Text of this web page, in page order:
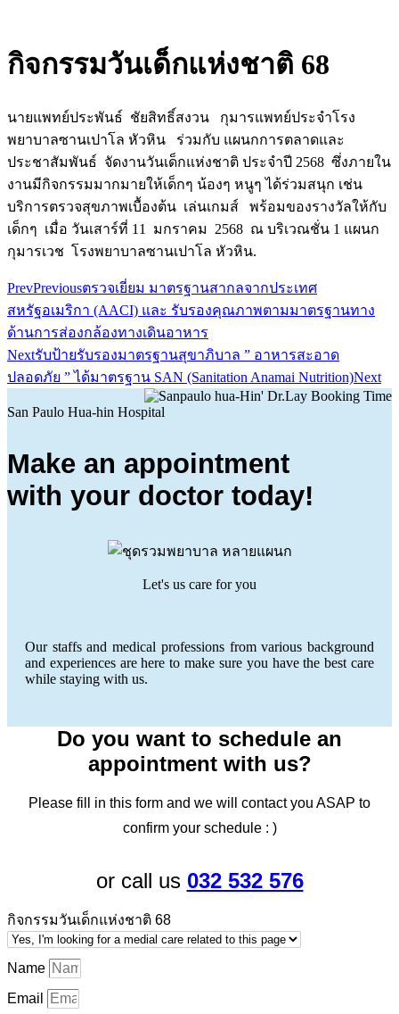
กิจกรรมวันเด็กแห่งชาติ 68
นายแพทย์ประพันธ์ ชัยสิทธิ์สงวน กุมารแพทย์ประจำโรง
พยาบาลซานเปาโล หัวหิน ร่วมกับ แผนกการตลาดและ
ประชาสัมพันธ์ จัดงานวันเด็กแห่งชาติ ประจำปี 2568 ซึ่งภายใน
งานมีกิจกรรมมากมายให้เด็กๆ น้องๆ หนูๆ ได้ร่วมสนุก เช่น
บริการตรวจสุขภาพเบื้องต้น เล่นเกมส์ พร้อมของรางวัลให้กับ
เด็กๆ เมื่อ วันเสาร์ที่ 11 มกราคม 2568 ณ บริเวณชั่น 1 แผนก
กุมารเวช โรงพยาบาลซานเปาโล หัวหิน.
PrevPreviousตรวจเยี่ยม มาตรฐานสากลจากประเทศ
สหรัฐอเมริกา (AACI) และ รับรองคุณภาพตามมาตรฐานทาง
ด้านการส่องกล้องทางเดินอาหาร
Nextรับป้ายรับรองมาตรฐานสุขาภิบาล ” อาหารสะอาด
ปลอดภัย ” ได้มาตรฐาน SAN (Sanitation Anamai Nutrition)Next
San Paulo Hua-hin Hospital
Make an appointment
with your doctor today!
Let's us care for you
Our staffs and medical professions from various background
and experiences are here to make sure you have the best care
while staying with us.
Do you want to schedule an
appointment with us?
Please fill in this form and we will contact you ASAP to
confirm your schedule : )
or call us 032 532 576
กิจกรรมวันเด็กแห่งชาติ 68
Name
Email